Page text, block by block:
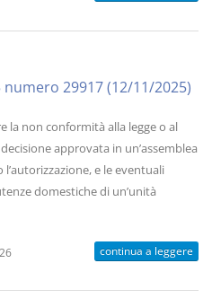
numero 29917 (12/11/2025)
la non conformità alla legge o al
approvata in un’assemblea
e le eventuali
domestiche di un’unità
continua a leggere